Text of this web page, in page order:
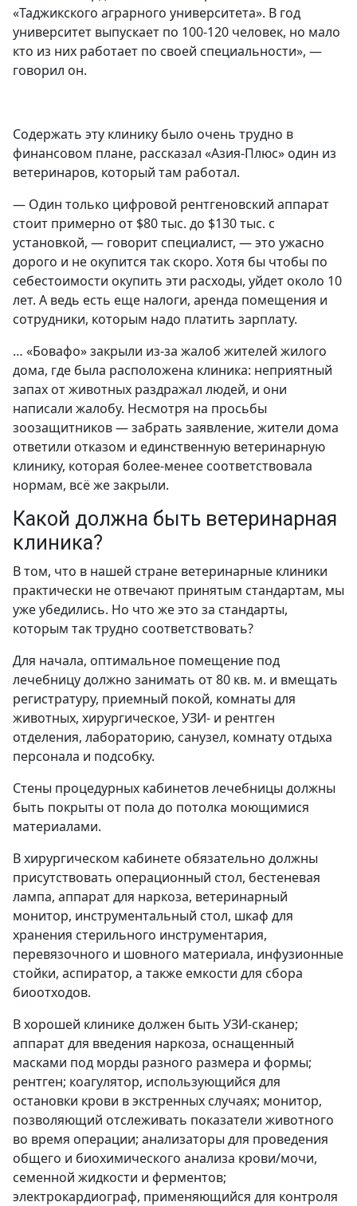
«Таджикского аграрного университета». В год
университет выпускает по 100-120 человек, но мало
кто из них работает по своей специальности», —
говорил он.
Содержать эту клинику было очень трудно в
финансовом плане, рассказал «Азия-Плюс» один из
ветеринаров, который там работал.
— Один только цифровой рентгеновский аппарат
стоит примерно от $80 тыс. до $130 тыс. с
установкой, — говорит специалист, — это ужасно
дорого и не окупится так скоро. Хотя бы чтобы по
себестоимости окупить эти расходы, уйдет около 10
лет. А ведь есть еще налоги, аренда помещения и
сотрудники, которым надо платить зарплату.
… «Бовафо» закрыли из-за жалоб жителей жилого
дома, где была расположена клиника: неприятный
запах от животных раздражал людей, и они
написали жалобу. Несмотря на просьбы
зоозащитников — забрать заявление, жители дома
ответили отказом и единственную ветеринарную
клинику, которая более-менее соответствовала
нормам, всё же закрыли.
Какой должна быть ветеринарная
клиника?
В том, что в нашей стране ветеринарные клиники
практически не отвечают принятым стандартам, мы
уже убедились. Но что же это за стандарты,
которым так трудно соответствовать?
Для начала, оптимальное помещение под
лечебницу должно занимать от 80 кв. м. и вмещать
регистратуру, приемный покой, комнаты для
животных, хирургическое, УЗИ- и рентген
отделения, лабораторию, санузел, комнату отдыха
персонала и подсобку.
Стены процедурных кабинетов лечебницы должны
быть покрыты от пола до потолка моющимися
материалами.
В хирургическом кабинете обязательно должны
присутствовать операционный стол, бестеневая
лампа, аппарат для наркоза, ветеринарный
монитор, инструментальный стол, шкаф для
хранения стерильного инструментария,
перевязочного и шовного материала, инфузионные
стойки, аспиратор, а также емкости для сбора
биоотходов.
В хорошей клинике должен быть УЗИ-сканер;
аппарат для введения наркоза, оснащенный
масками под морды разного размера и формы;
рентген; коагулятор, использующийся для
остановки крови в экстренных случаях; монитор,
позволяющий отслеживать показатели животного
во время операции; анализаторы для проведения
общего и биохимического анализа крови/мочи,
семенной жидкости и ферментов;
электрокардиограф, применяющийся для контроля